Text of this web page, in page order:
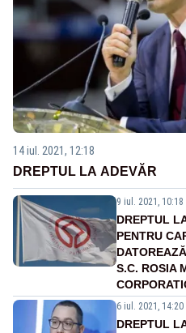
14 iul. 2021, 12:18
DREPTUL LA ADEVĂR
9 iul. 2021, 10:18
DREPTUL
PENTRU
S.C. ROSIA
6 iul. 2021, 14:20
DREPTUL